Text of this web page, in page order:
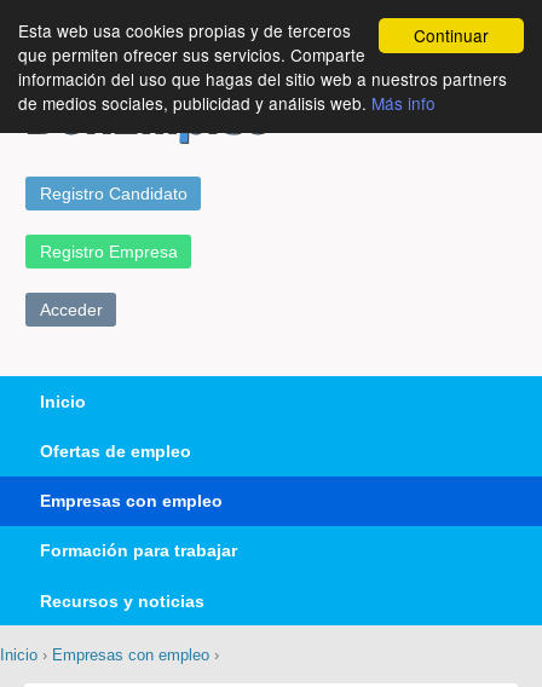
Continuar
Esta web usa cookies propias y de terceros
que permiten ofrecer sus servicios. Comparte
información del uso que hagas del sitio web a nuestros partners
de medios sociales, publicidad y análisis web. Más info
Registro Candidato
Registro Empresa
Acceder
Inicio
Ofertas de empleo
Empresas con empleo
Formación para trabajar
Recursos y noticias
Inicio › Empresas con empleo ›